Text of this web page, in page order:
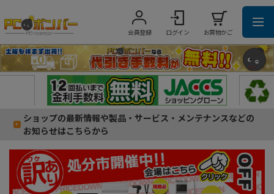
会員登録 ログイン お買物かご
ショップの最新情報や製品・サービス・メンテナンスなどの
お知らせはこちらから